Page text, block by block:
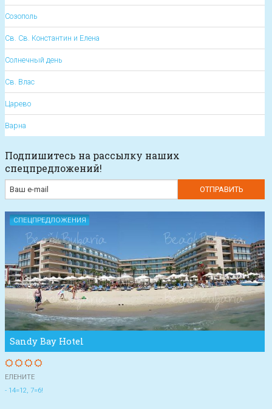
Созополь
Св. Св. Константин и Елена
Солнечный день
Св. Влас
Царево
Варна
Подпишитесь на рассылку наших
спецпредложений!
СПЕЦПРЕДЛОЖЕНИЯ
Sandy Bay Hotel
ЕЛЕНИТЕ
- 14=12, 7=6!